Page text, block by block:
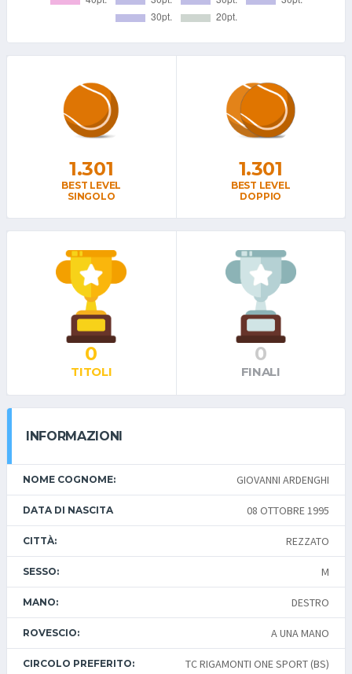
1.301
BEST LEVEL
SINGOLO
1.301
BEST LEVEL
DOPPIO
0
TITOLI
0
FINALI
INFORMAZIONI
NOME COGNOME: GIOVANNI ARDENGHI
DATA DI NASCITA 08 OTTOBRE 1995
CITTÀ: REZZATO
SESSO: M
MANO: DESTRO
ROVESCIO: A UNA MANO
CIRCOLO PREFERITO: TC RIGAMONTI ONE SPORT (BS)